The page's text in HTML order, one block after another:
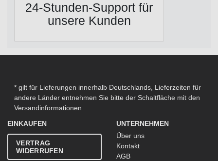
24-Stunden-Support für
unsere Kunden
* gilt für Lieferungen innerhalb Deutschlands, Lieferzeiten für
andere Länder entnehmen Sie bitte der Schaltfläche mit den
Versandinformationen
EINKAUFEN
VERTRAG
WIDERRUFEN
UNTERNEHMEN
Über uns
Kontakt
AGB